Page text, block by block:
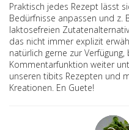
Praktisch jedes Rezept lässt
Bedürfnisse anpassen und z.
laktosefreien
das nicht immer explizit
natürlich gerne zur
Kommentarfunktion weiter
unseren tibits Rezepten und
Kreationen. En Guete!